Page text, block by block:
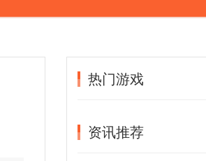
热门游戏
资讯推荐